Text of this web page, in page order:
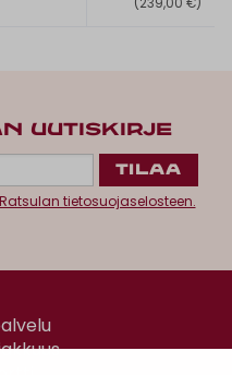
UUTISKIRJE
Ratsulan tietosuojaselosteen.